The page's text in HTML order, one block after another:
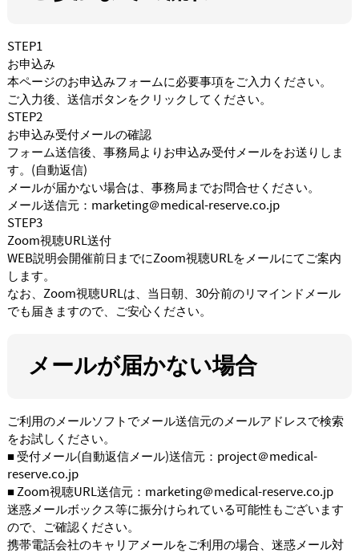
STEP1
お申込み
本ページのお申込みフォームに必要事項をご入力ください。
ご入力後、送信ボタンをクリックしてください。
STEP2
お申込み受付メールの確認
フォーム送信後、事務局よりお申込み受付メールをお送りしま
す。(自動返信)
メールが届かない場合は、事務局までお問合せください。
メール送信元：marketing＠medical-reserve.co.jp
STEP3
Zoom視聴URL送付
WEB説明会開催前日までにZoom視聴URLをメールにてご案内
します。
なお、Zoom視聴URLは、当日朝、30分前のリマインドメール
でも届きますので、ご安心ください。
メールが届かない場合
ご利用のメールソフトでメール送信元のメールアドレスで検索
をお試しください。
■ 受付メール(自動返信メール)送信元：project＠medical-
reserve.co.jp
■ Zoom視聴URL送信元：marketing＠medical-reserve.co.jp
迷惑メールボックス等に振分けられている可能性もございます
ので、ご確認ください。
携帯電話会社のキャリアメールをご利用の場合、迷惑メール対